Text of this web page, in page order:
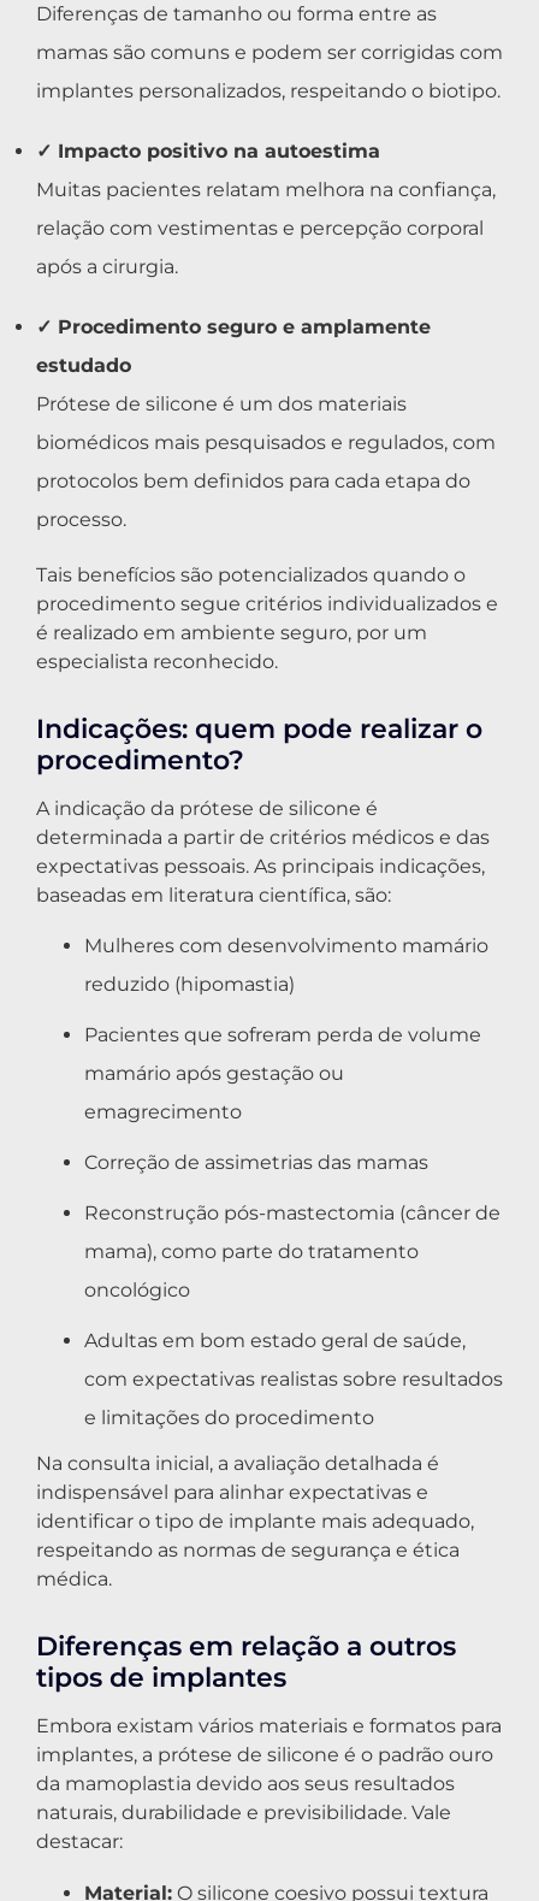
Diferenças de tamanho ou forma entre as
mamas são comuns e podem ser corrigidas com
implantes personalizados, respeitando o biotipo.
✓ Impacto positivo na autoestima
Muitas pacientes relatam melhora na confiança,
relação com vestimentas e percepção corporal
após a cirurgia.
✓ Procedimento seguro e amplamente
estudado
Prótese de silicone é um dos materiais
biomédicos mais pesquisados e regulados, com
protocolos bem definidos para cada etapa do
processo.
Tais benefícios são potencializados quando o
procedimento segue critérios individualizados e
é realizado em ambiente seguro, por um
especialista reconhecido.
Indicações: quem pode realizar o
procedimento?
A indicação da prótese de silicone é
determinada a partir de critérios médicos e das
expectativas pessoais. As principais indicações,
baseadas em literatura científica, são:
Mulheres com desenvolvimento mamário
reduzido (hipomastia)
Pacientes que sofreram perda de volume
mamário após gestação ou
emagrecimento
Correção de assimetrias das mamas
Reconstrução pós-mastectomia (câncer de
mama), como parte do tratamento
oncológico
Adultas em bom estado geral de saúde,
com expectativas realistas sobre resultados
e limitações do procedimento
Na consulta inicial, a avaliação detalhada é
indispensável para alinhar expectativas e
identificar o tipo de implante mais adequado,
respeitando as normas de segurança e ética
médica.
Diferenças em relação a outros
tipos de implantes
Embora existam vários materiais e formatos para
implantes, a prótese de silicone é o padrão ouro
da mamoplastia devido aos seus resultados
naturais, durabilidade e previsibilidade. Vale
destacar:
Material: O silicone coesivo possui textura